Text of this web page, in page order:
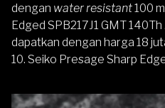
dengan water resistant100
Edged SPB217J1 GMT
dapatkan dengan harga 18
10. Seiko Presage Sharp